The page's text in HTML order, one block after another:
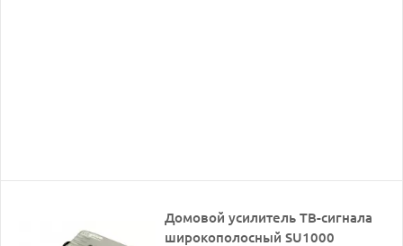
Домовой усилитель ТВ-сигнала
широкополосный SU1000